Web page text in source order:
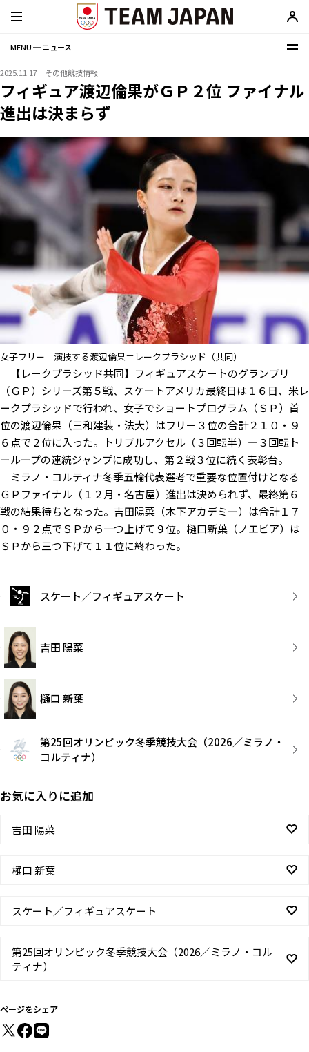
MENU ─ ニュース
2025.11.17 その他競技情報
フィギュア渡辺倫果がＧＰ２位 ファイナル
進出は決まらず
女子フリー 演技する渡辺倫果＝レークプラシッド（共同）
【レークプラシッド共同】フィギュアスケートのグランプリ
（ＧＰ）シリーズ第５戦、スケートアメリカ最終日は１６日、米レ
ークプラシッドで行われ、女子でショートプログラム（ＳＰ）首
位の渡辺倫果（三和建装・法大）はフリー３位の合計２１０・９
６点で２位に入った。トリプルアクセル（３回転半）―３回転ト
ーループの連続ジャンプに成功し、第２戦３位に続く表彰台。
ミラノ・コルティナ冬季五輪代表選考で重要な位置付けとなる
ＧＰファイナル（１２月・名古屋）進出は決められず、最終第６
戦の結果待ちとなった。吉田陽菜（木下アカデミー）は合計１７
０・９２点でＳＰから一つ上げて９位。樋口新葉（ノエビア）は
ＳＰから三つ下げて１１位に終わった。
スケート／フィギュアスケート
吉田 陽菜
樋口 新葉
第25回オリンピック冬季競技大会（2026／ミラノ・
コルティナ）
お気に入りに追加
吉田 陽菜
樋口 新葉
スケート／フィギュアスケート
第25回オリンピック冬季競技大会（2026／ミラノ・コル
ティナ）
ページをシェア